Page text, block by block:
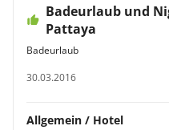
Badeurlaub und
Pattaya
Badeurlaub
30.03.2016
Allgemein / Hotel